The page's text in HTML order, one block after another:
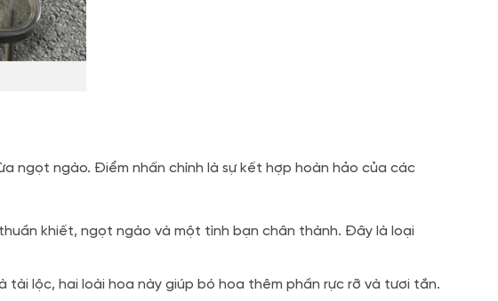
ngọt ngào. Điểm nhấn chính là sự kết hợp hoàn hảo của các
khiết, ngọt ngào và một tình bạn chân thành. Đây là loại
tài lộc, hai loài hoa này giúp bó hoa thêm phần rực rỡ và tươi tắn.